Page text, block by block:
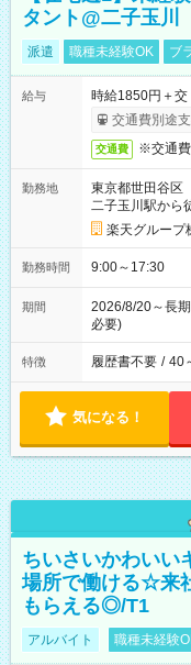
タント@二子玉川
派遣 職種未経験OK ブ
給与
時給1850円＋交
交通費別途
交通費 ※交通
勤務地
東京都世田谷区
二子玉川駅から
楽天グループ
勤務時間 9:00～17:30
期間
2026/8/20～長
必要)
特徴 履歴書不要 / 40
気になる！
ちいさいかわいい
場所で働ける☆来
もらえる◎/T1
アルバイト 職種未経験